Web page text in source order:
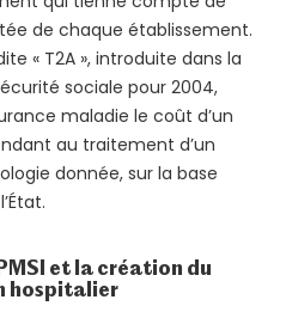
de chaque établissement.
« T2A », introduite dans la
sociale pour 2004,
maladie le coût d’un
au traitement d’un
donnée, sur la base
et la création du
hospitalier